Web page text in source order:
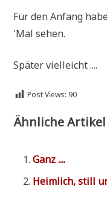
Für den Anfang
'Mal sehen.
Spä­ter vielleicht ....
Post Views: 90
Ähnliche Artikel
Ganz ....
Heim­lich, still